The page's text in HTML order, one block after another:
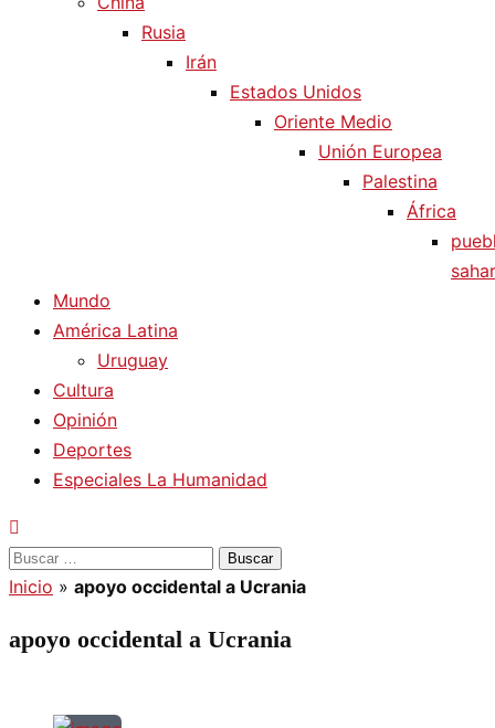
Rusia
Irán
Estados Unidos
Oriente Medio
Unión Europea
Palestina
África
Mundo
América Latina
Uruguay
Cultura
Opinión
Deportes
Especiales La Humanidad
Buscar:
Inicio » apoyo occidental a Ucrania
apoyo occidental a Ucrania